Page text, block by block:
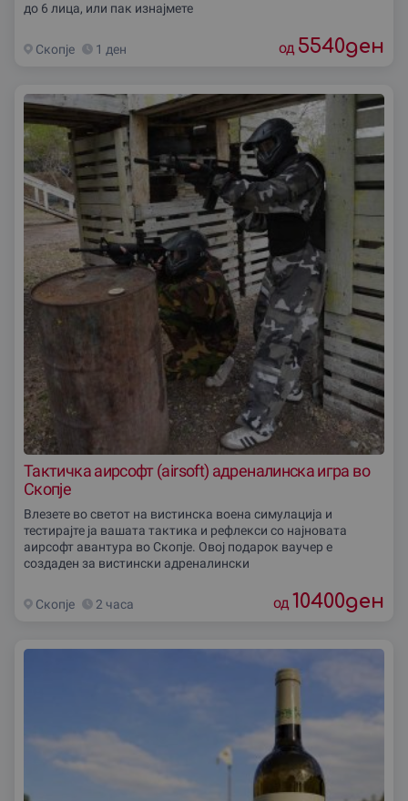
до 6 лица, или пак изнајмете
Скопjе 1 ден од 5540ден
Тактичка аирсофт (airsoft) адреналинска игра во
Скопје
Влезете во светот на вистинска воена симулација и
тестирајте ја вашата тактика и рефлекси со најновата
аирсофт авантура во Скопје. Овој подарок ваучер е
создаден за вистински адреналински
Скопjе 2 часа од 10400ден